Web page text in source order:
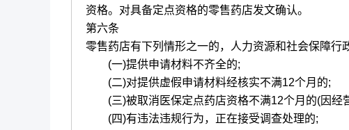
资格。对具备定点资格的零售药店发文确认。
第六条
零售药店有下列情形之一的，人力资源和社会保障行
(一)提供申请材料不齐全的;
(二)对提供虚假申请材料经核实不满12个月的;
(三)被取消医保定点药店资格不满12个月的(因经
(四)有违法违规行为，正在接受调查处理的;